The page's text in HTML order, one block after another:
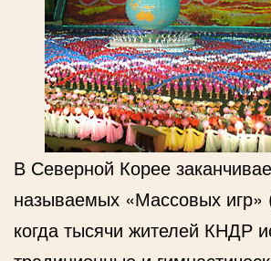
В Северной Корее
называемых «Массовых игр»
когда тысячи жителей КНДР